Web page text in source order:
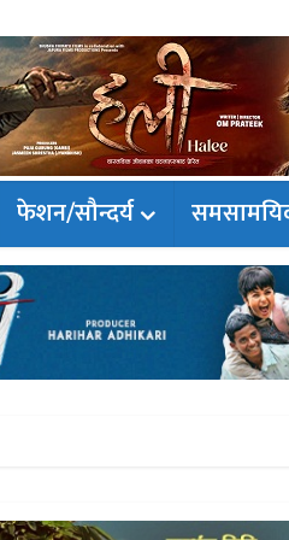
फेशन/सौन्दर्य